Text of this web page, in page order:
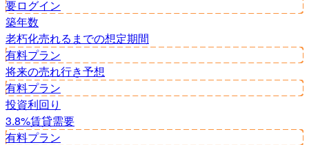
要ログイン
築年数
老朽化売れるまでの想定期間
有料プラン
将来の売れ行き予想
有料プラン
投資利回り
3.8%賃貸需要
有料プラン